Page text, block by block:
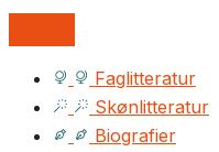
Faglitteratur
Skønlitteratur
Biografier